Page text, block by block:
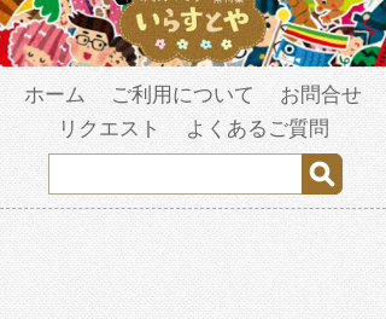
ホーム ご利用について
お問合せ
リクエスト
よくあるご質問